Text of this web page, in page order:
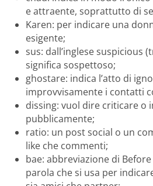
e attraente, soprattutto di
Karen: per indicare una
esigente;
sus: dall’inglese suspicious
significa sospettoso;
ghostare: indica l’atto di
improvvisamente i contatti
dissing: vuol dire criticare o
pubblicamente;
ratio: un post social o un
like che commenti;
bae: abbreviazione di
parola che si usa per